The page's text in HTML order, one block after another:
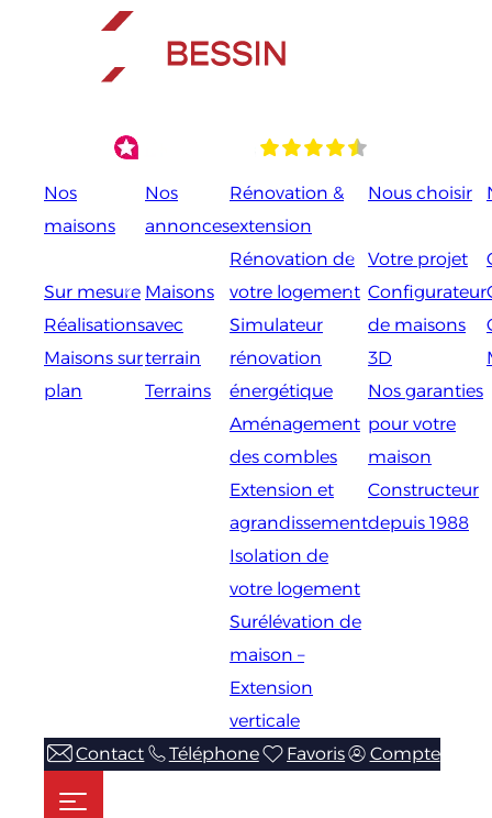
Nos
maisons
Sur mesure
Réalisations
Maisons sur
plan
Nos
annonces
Maisons
avec
terrain
Terrains
Rénovation &
extension
Rénovation de
votre logement
Simulateur
rénovation
énergétique
Aménagement
des combles
Extension et
agrandissement
Isolation de
votre logement
Surélévation de
maison –
Extension
verticale
Nous choisir
Votre projet
Configurateur
de maisons
3D
Nos garanties
pour votre
maison
Constructeur
depuis 1988
Contact Téléphone Favoris Compte